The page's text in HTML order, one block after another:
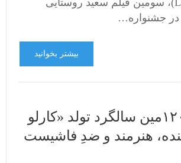
(Leila’s Brothers)‌، سومین فیلم سعید روستایی
در جشنواره…
بیشتر بخوانید
به‌مناسبت ۱۲۰‌مین سالگرد تولد «کارلو
هنرمند و ضدِ‌ فاشیست